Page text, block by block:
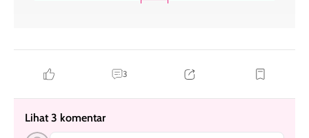
3
Lihat 3 komentar